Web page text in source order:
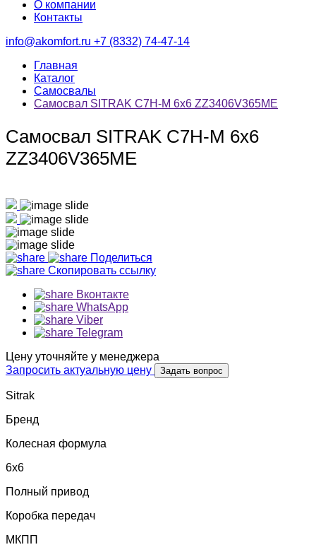
О компании
Контакты
info@akomfort.ru +7 (8332) 74-47-14
Главная
Каталог
Самосвалы
Самосвал SITRAK C7H-М 6х6 ZZ3406V365ME
Самосвал SITRAK C7H-М 6х6
ZZ3406V365ME
Поделиться
Скопировать ссылку
Вконтакте
WhatsApp
Viber
Telegram
Цену уточняйте у менеджера
Запросить актуальную цену
Задать вопрос
Sitrak
Бренд
Колесная формула
6x6
Полный привод
Коробка передач
МКПП